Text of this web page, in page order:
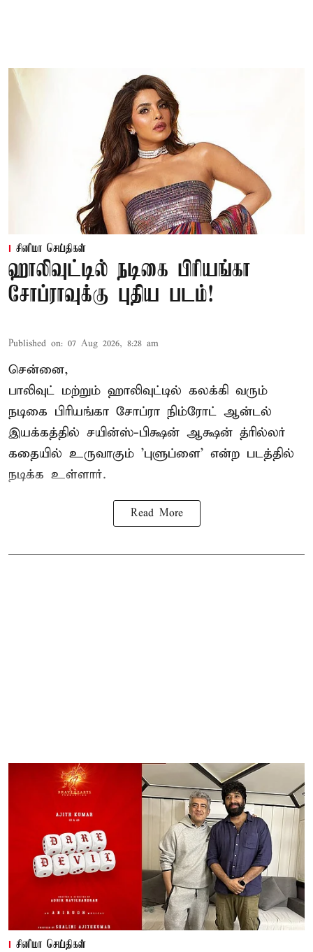
சினிமா செய்திகள்
ஹாலிவுட்டில் நடிகை பிரியங்கா
சோப்ராவுக்கு புதிய படம்!
Published on: 07 Aug 2026, 8:28 am
சென்னை,
பாலிவுட் மற்றும் ஹாலிவுட்டில் கலக்கி வரும்
நடிகை பிரியங்கா சோப்ரா நிம்ரோட் ஆன்டல்
இயக்கத்தில் சயின்ஸ்-பிக்ஷன் ஆக்ஷன் த்ரில்லர்
கதையில் உருவாகும் 'புளுப்ளை' என்ற படத்தில்
நடிக்க உள்ளார்.
Read More
சினிமா செய்திகள்